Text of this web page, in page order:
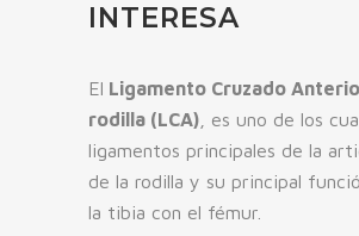
INTERESA
El Ligamento Cruzado
rodilla (LCA) , es uno de los
ligamentos principales de la
de la rodilla y su principal
la tibia con el fémur.